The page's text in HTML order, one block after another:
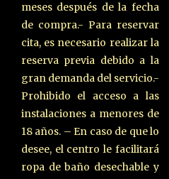
meses después de la fecha
de compra.- Para reservar
cita, es necesario realizar la
reserva previa debido a la
gran demanda del servicio.-
Prohibido el acceso a las
instalaciones a menores de
18 años. – En caso de que lo
desee, el centro le facilitará
ropa de baño desechable y